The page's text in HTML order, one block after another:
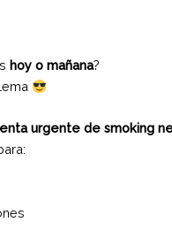
hoy o mañana?
urgente de smoking